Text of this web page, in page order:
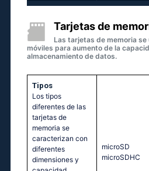
Tarjetas de
Las tarjetas de memoria
móviles para aumento de la
almacenamiento de datos.
Tipos
Los tipos
diferentes de las
tarjetas de
memoria se
caracterizan con
diferentes
dimensiones y
microSD
microSDHC